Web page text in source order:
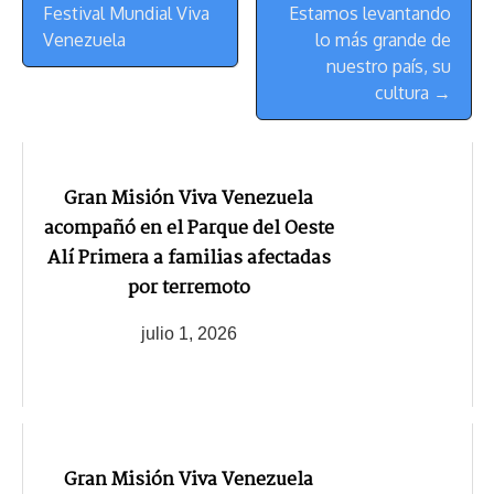
Navegación
Festival Mundial Viva
Venezuela
Estamos levantando
lo más grande de
nuestro país, su
cultura →
Gran Misión Viva Venezuela
acompañó en el Parque del Oeste
Alí Primera a familias afectadas
por terremoto
julio 1, 2026
Gran Misión Viva Venezuela